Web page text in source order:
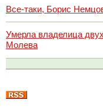
Все-таки, Борис
Умерла владелица
Молева